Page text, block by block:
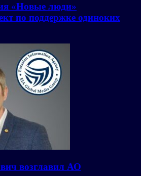
«Новые люди»
по поддержке одиноких
возглавил АО